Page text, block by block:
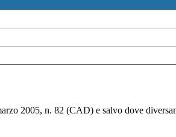
2005, n. 82 (CAD) e salvo dove